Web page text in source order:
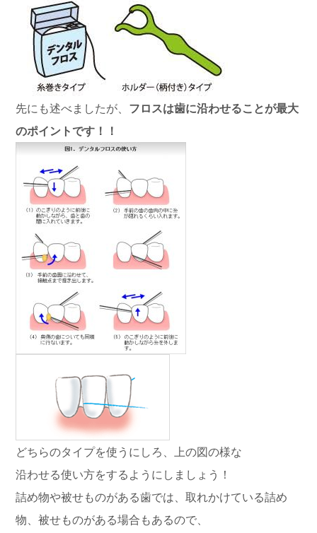
先にも述べましたが、 フロスは歯に沿わせることが最大
のポイントです！！
どちらのタイプを使うにしろ、上の図の様な
沿わせる使い方をするようにしましょう！
詰め物や被せものがある歯では、取れかけている詰め
物、被せものがある場合もあるので、